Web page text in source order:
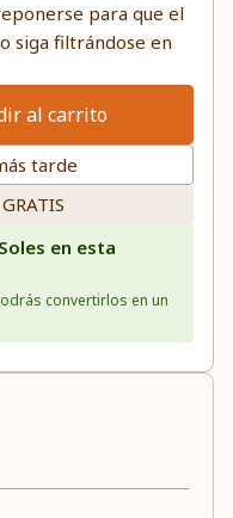
para que el
siga filtrándose en
al carrito
tarde
en esta
convertirlos en un